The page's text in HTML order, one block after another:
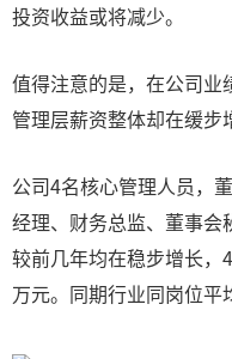
投资收益或将减少。
值得注意的是，在公司业
管理层薪资整体却在缓步
公司4名核心管理人员，
经理、财务总监、董事会
较前几年均在稳步增长
万元。同期行业同岗位平